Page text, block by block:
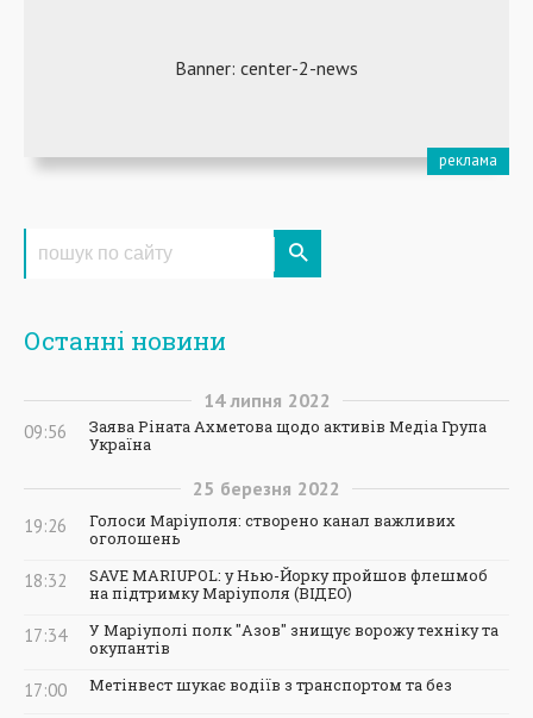
Останні новини
14 липня 2022
09:56
Заява Ріната Ахметова щодо активів Медіа Група
Україна
25 березня 2022
19:26
Голоси Маріуполя: створено канал важливих
оголошень
18:32
SAVE MARIUPOL: у Нью-Йорку пройшов флешмоб
на підтримку Маріуполя (ВІДЕО)
17:34
У Маріуполі полк "Азов" знищує ворожу техніку та
окупантів
17:00 Метінвест шукає водіїв з транспортом та без